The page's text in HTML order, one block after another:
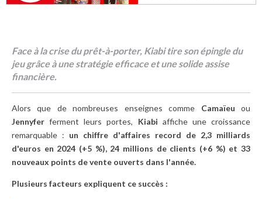
Face à la crise du prêt-à-porter, Kiabi tire son épingle du
jeu grâce à une stratégie efficace et une solide assise
financière.
Alors que de nombreuses enseignes comme Camaïeu ou
Jennyfer ferment leurs portes, Kiabi affiche une croissance
remarquable : un chiffre d'affaires record de 2,3 milliards
d'euros en 2024 (+5 %), 24 millions de clients (+6 %) et 33
nouveaux points de vente ouverts dans l'année.
Plusieurs facteurs expliquent ce succès :